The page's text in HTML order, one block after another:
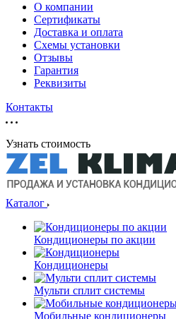
О компании
Сертификаты
Доставка и оплата
Схемы установки
Отзывы
Гарантия
Реквизиты
Контакты
Узнать стоимость
Каталог
Кондиционеры по акции
Кондиционеры
Мульти сплит системы
Мобильные кондиционеры